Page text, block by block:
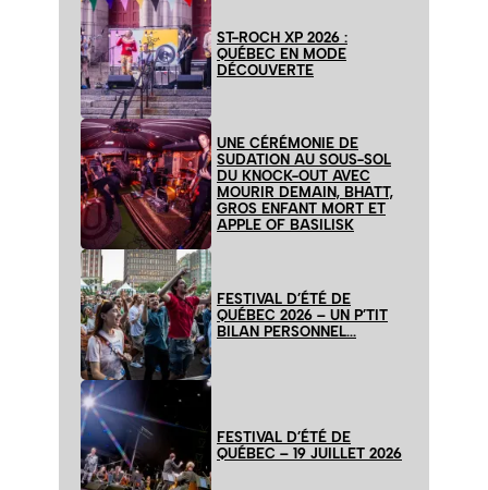
ST-ROCH XP 2026 :
QUÉBEC EN MODE
DÉCOUVERTE
UNE CÉRÉMONIE DE
SUDATION AU SOUS-SOL
DU KNOCK-OUT AVEC
MOURIR DEMAIN, BHATT,
GROS ENFANT MORT ET
APPLE OF BASILISK
FESTIVAL D’ÉTÉ DE
QUÉBEC 2026 – UN P’TIT
BILAN PERSONNEL…
FESTIVAL D’ÉTÉ DE
QUÉBEC – 19 JUILLET 2026